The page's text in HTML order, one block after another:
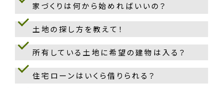
家づくりは何から始めればいいの？
土地の探し方を教えて！
所有している土地に希望の建物は入る？
住宅ローンはいくら借りられる？